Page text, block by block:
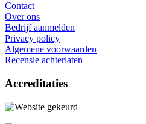
Contact
Over ons
Bedrijf aanmelden
Privacy policy
Algemene voorwaarden
Recensie achterlaten
Accreditaties